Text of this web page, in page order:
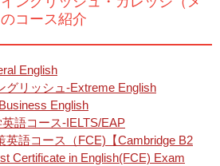
コース紹介
English
グリッシュ-Extreme English
English
語コース-IELTS/EAP
英語コース（FCE)【Cambridge B2
Certificate in English(FCE) Exam